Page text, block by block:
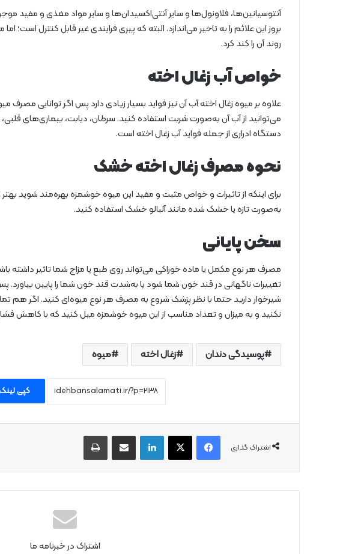
آنتوسیانین‌ها، فلاونول‌ها و سایر آنتی‌اکسیدان‌ها و سایر مواد مغذی و مفید
بروز این علائم را به تاخیر می‌اندازد. البته که پیری فرایندی غیر قابل کنترل
روند آن را کند کرد.
خواص آب زغال اخته
علاوه بر میوه زغال اخته آب آن نیز فواید بسیار زیادی دارد پس اگر توانایی مصرف
می‌توانید از آب آن به‌صورت شربت استفاده کنید. سرطان، دیابت، بیماری‌های
دستگاه ادراری از جمله فواید آب زغال اخته است.
نحوه مصرف زغال اخته خشک
برای اینکه از تاثیرات و خواص مثبت و مفید این میوه خوشمزه بهره‌مند شوید
به‌صورت تازه یا خشک شده مانند آلبالو خشک استفاده کنید.
سخن پایانی
مصرف هر نوع مکمل یا ماده خوراکی می‌تواند روی طبع یا مزاج شما تاثیر داشته
تغییرات ناگهانی در قند خون شما شود یا به‌شدت قند خون شما را پایین بیاورد. پس
شیرخوار دارید حتما با نظر پزشک شروع به مصرف هر نوع میوه‌ای کنید. اگر هم
نکنید و به میزان و تعداد مناسب از این میوه خوشمزه میل کنید که با کاهش
پوسیدگی دندان زغال اخته میوه‌
کپی
اشتراک گذاری
فیس بوک لینکدین از طریق ایمیل به اشتراک بگذارید
اشتراک در خبرنامه ما